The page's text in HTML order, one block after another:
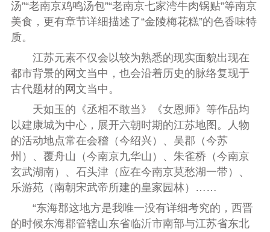
汤”“老南京鸡鸣汤包”“老南京七家湾牛肉锅贴”等南京
美食，更有章节详细描述了“金陵梅花糕”的色香味特
质。
江苏元素不仅会以较为熟悉的现实面貌出现在
都市背景的网文当中，也会沿着历史的脉络复现于
古代题材的网文当中。
天如玉的《丞相不敢当》《女恩师》等作品均
以建康城为中心，展开六朝时期的江苏地图。人物
的活动地点常在会稽（今绍兴）、吴郡（今苏
州）、覆舟山（今南京九华山）、朱雀桥（今南京
玄武湖南）、石头津（应在今南京莫愁湖一带）、
乐游苑（南朝宋武帝所建的皇家园林）……
“东海郡这地方是我唯一没有详细考究的，西晋
的时候东海郡管辖山东省临沂市南部与江苏省东北